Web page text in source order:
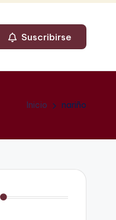
Suscribirse
Inicio nariño